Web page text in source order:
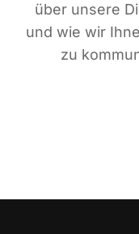
über unse­re
und wie wir
zu